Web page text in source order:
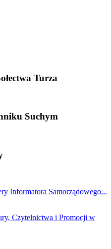
Turza
Suchym
Informatora Samorządowego...